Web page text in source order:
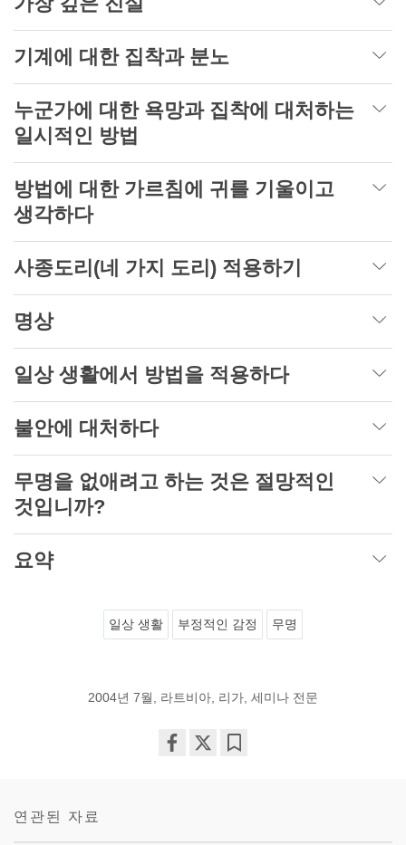
기계에 대한 집착과 분노
누군가에 대한 욕망과 집착에 대처하는
일시적인 방법
방법에 대한 가르침에 귀를 기울이고
생각하다
사종도리(네 가지 도리) 적용하기
명상
일상 생활에서 방법을 적용하다
불안에 대처하다
무명을 없애려고 하는 것은 절망적인
것입니까?
요약
일상 생활 부정적인 감정 무명
2004년 7월, 라트비아, 리가, 세미나 전문
연관된 자료